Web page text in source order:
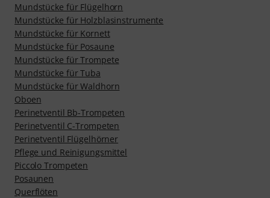
Mundstücke für Flügelhorn
Mundstücke für Holzblasinstrumente
Mundstücke für Kornett
Mundstücke für Posaune
Mundstücke für Trompete
Mundstücke für Tuba
Mundstücke für Waldhorn
Oboen
Perinetventil Bb-Trompeten
Perinetventil C-Trompeten
Perinetventil Flügelhörner
Pflege und Reinigungsmittel
Piccolo Trompeten
Posaunen
Querflöten